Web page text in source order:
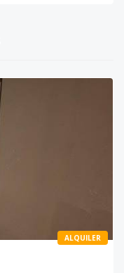
ALQUILER